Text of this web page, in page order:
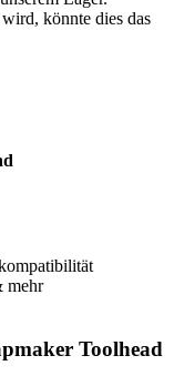
könnte dies das
mehr
Toolhead